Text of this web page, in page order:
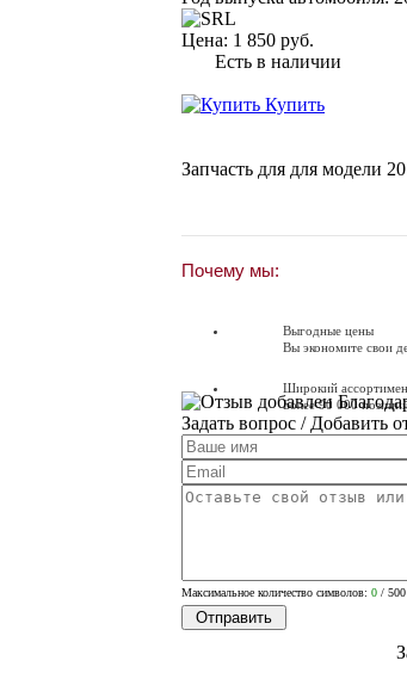
Цена: 1 850 руб.
Есть в наличии
Купить
Запчасть для для модели
Почему мы:
Выгодные цены
Вы экономите свои
Широкий
Более 90 000
Доставка по России
Вопросы? Звоните!
Задать вопрос / Добавить
Максимальное количество символов: 0 / 500